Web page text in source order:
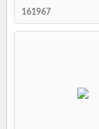
161967